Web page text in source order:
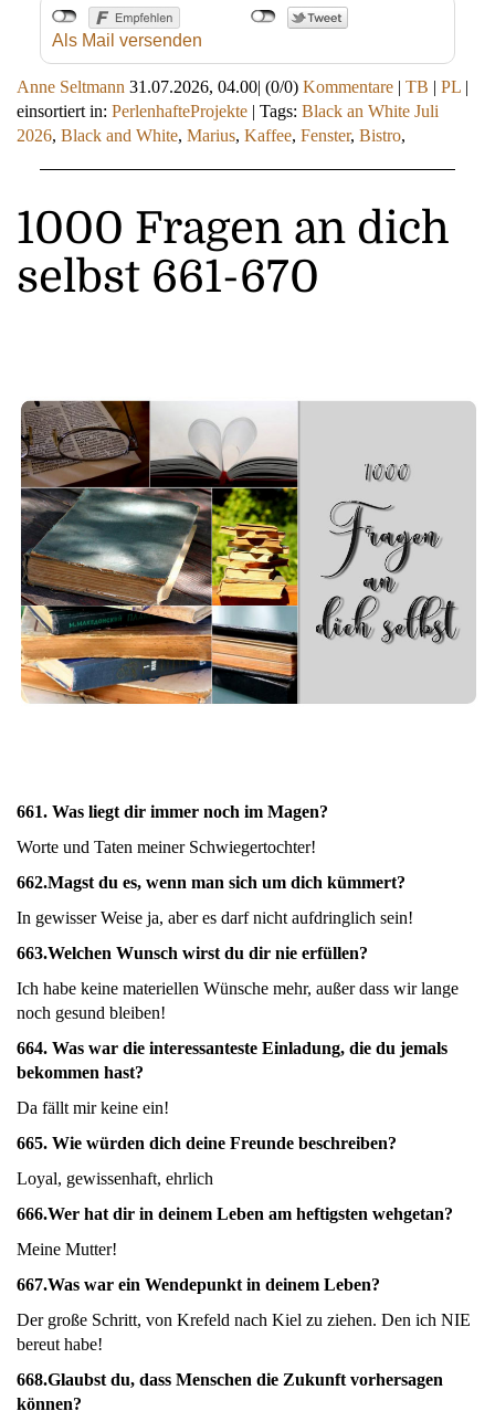
Als Mail versenden
Anne Seltmann 31.07.2026, 04.00| (0/0) Kommentare | TB | PL |
einsortiert in: PerlenhafteProjekte | Tags: Black an White Juli
2026, Black and White, Marius, Kaffee, Fenster, Bistro,
1000 Fragen an dich
selbst 661-670
661. Was liegt dir immer noch im Magen?
Worte und Taten meiner Schwiegertochter!
662.Magst du es, wenn man sich um dich kümmert?
In gewisser Weise ja, aber es darf nicht aufdringlich sein!
663.Welchen Wunsch wirst du dir nie erfüllen?
Ich habe keine materiellen Wünsche mehr, außer dass wir lange
noch gesund bleiben!
664. Was war die interessanteste Einladung, die du jemals
bekommen hast?
Da fällt mir keine ein!
665. Wie würden dich deine Freunde beschreiben?
Loyal, gewissenhaft, ehrlich
666.Wer hat dir in deinem Leben am heftigsten wehgetan?
Meine Mutter!
667.Was war ein Wendepunkt in deinem Leben?
Der große Schritt, von Krefeld nach Kiel zu ziehen. Den ich NIE
bereut habe!
668.Glaubst du, dass Menschen die Zukunft vorhersagen
können?